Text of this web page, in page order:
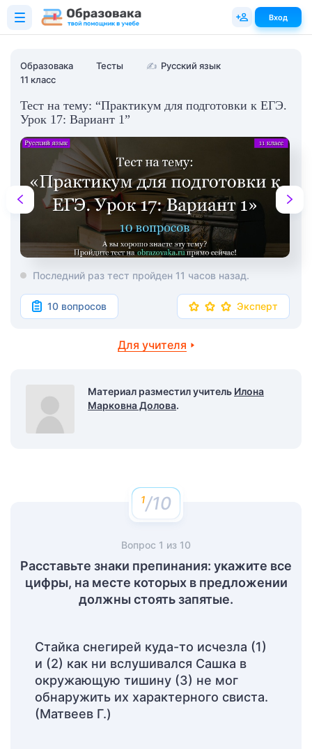
Образовака Тесты ✍ Русский язык
11 класс
Тест на тему: “Практикум для подготовки к ЕГЭ.
Урок 17: Вариант 1”
Последний раз тест пройден 11 часов назад.
10 вопросов Эксперт
Для учителя
Материал разместил учитель Илона
Марковна Долова.
/10
Вопрос 1 из 10
Расставьте знаки препинания: укажите все
цифры, на месте которых в предложении
должны стоять запятые.
Стайка снегирей куда-то исчезла (1)
и (2) как ни вслушивался Сашка в
окружающую тишину (3) не мог
обнаружить их характерного свиста.
(Матвеев Г.)
Вход